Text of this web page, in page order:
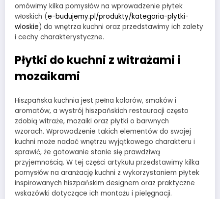
omówimy kilka pomysłów na wprowadzenie płytek
włoskich (e-budujemy.pl/produkty/kategoria-plytki-
wloskie) do wnętrza kuchni oraz przedstawimy ich zalety
i cechy charakterystyczne.
Płytki do kuchni z witrażami i
mozaikami
Hiszpańska kuchnia jest pełna kolorów, smaków i
aromatów, a wystrój hiszpańskich restauracji często
zdobią witraże, mozaiki oraz płytki o barwnych
wzorach. Wprowadzenie takich elementów do swojej
kuchni może nadać wnętrzu wyjątkowego charakteru i
sprawić, że gotowanie stanie się prawdziwą
przyjemnością. W tej części artykułu przedstawimy kilka
pomysłów na aranżację kuchni z wykorzystaniem płytek
inspirowanych hiszpańskim designem oraz praktyczne
wskazówki dotyczące ich montażu i pielęgnacji.